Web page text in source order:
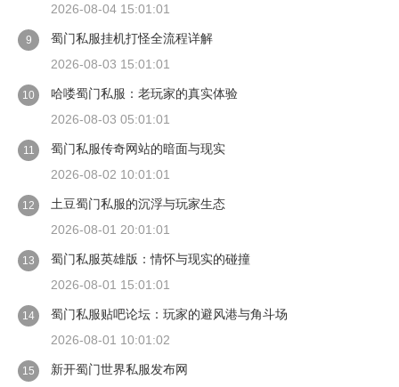
2026-08-04 15:01:01
9
蜀门私服挂机打怪全流程详解
2026-08-03 15:01:01
10
哈喽蜀门私服：老玩家的真实体验
2026-08-03 05:01:01
11
蜀门私服传奇网站的暗面与现实
2026-08-02 10:01:01
12
土豆蜀门私服的沉浮与玩家生态
2026-08-01 20:01:01
13
蜀门私服英雄版：情怀与现实的碰撞
2026-08-01 15:01:01
14
蜀门私服贴吧论坛：玩家的避风港与角斗场
2026-08-01 10:01:02
15 新开蜀门世界私服发布网